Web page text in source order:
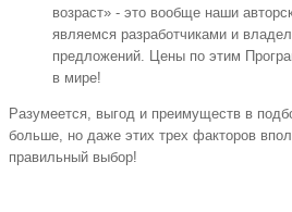
возраст» - это вообще наши
являемся разработчиками и
предложений. Цены по этим
в мире!
Разумеется, выгод и преимуществ в
больше, но даже этих трех факторов
правильный выбор!